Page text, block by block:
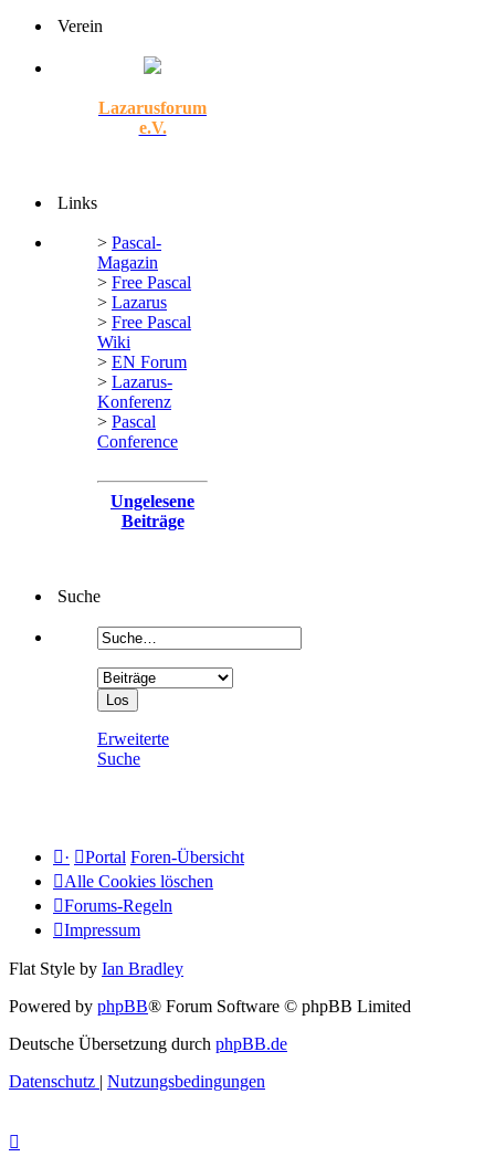
Verein
Lazarusforum
e.V.
Links
> Pascal-
Magazin
> Free Pascal
> Lazarus
> Free Pascal
Wiki
> EN Forum
> Lazarus-
Konferenz
> Pascal
Conference
Ungelesene
Beiträge
Suche
Erweiterte
Suche
· Portal Foren-Übersicht
Alle Cookies löschen
Forums-Regeln
Impressum
Flat Style by Ian Bradley
Powered by phpBB® Forum Software © phpBB Limited
Deutsche Übersetzung durch phpBB.de
Datenschutz | Nutzungsbedingungen